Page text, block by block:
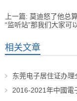
上一篇: 莫迪怒了他总
“监听站”那我们大家可
相关文章
东莞电子居住证办理
2016-2021年中國電